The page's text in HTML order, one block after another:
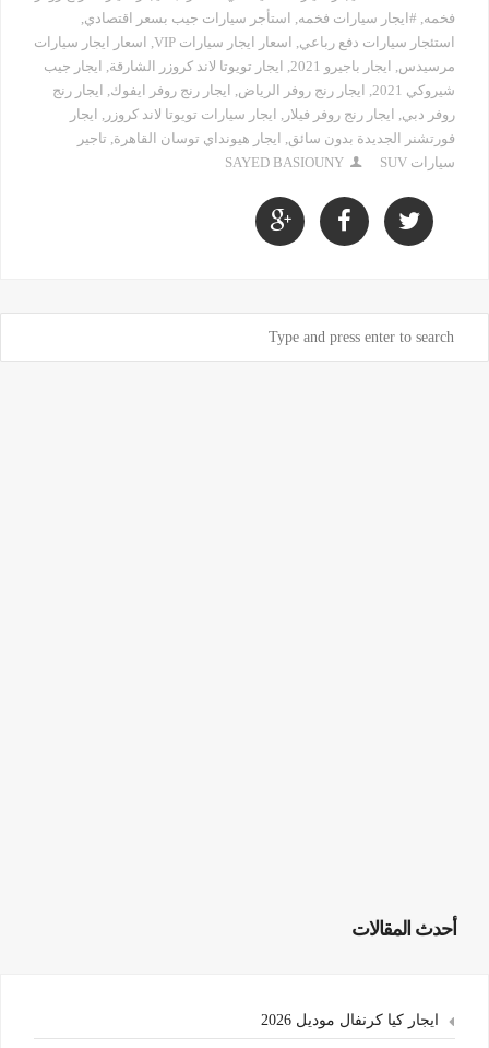
فخمه, #ايجار سيارات فخمه, استأجر سيارات جيب بسعر اقتصادي,
استئجار سيارات دفع رباعي, اسعار ايجار سيارات VIP , اسعار ايجار سيارات
مرسيدس, ايجار باجيرو 2021 , ايجار تويوتا لاند كروزر الشارقة, ايجار جيب
شيروكي 2021
, ايجار رنج روفر الرياض, ايجار رنج روفر ايفوك, ايجار رنج
روفر دبي, ايجار رنج روفر فيلار , ايجار سيارات تويوتا لاند كروزر , ايجار
فورتشنر الجديدة بدون سائق, ايجار هيونداي توسان القاهرة, تاجير
سيارات SUV
SAYED BASIOUNY
أحدث المقالات
ايجار كيا كرنفال موديل 2026